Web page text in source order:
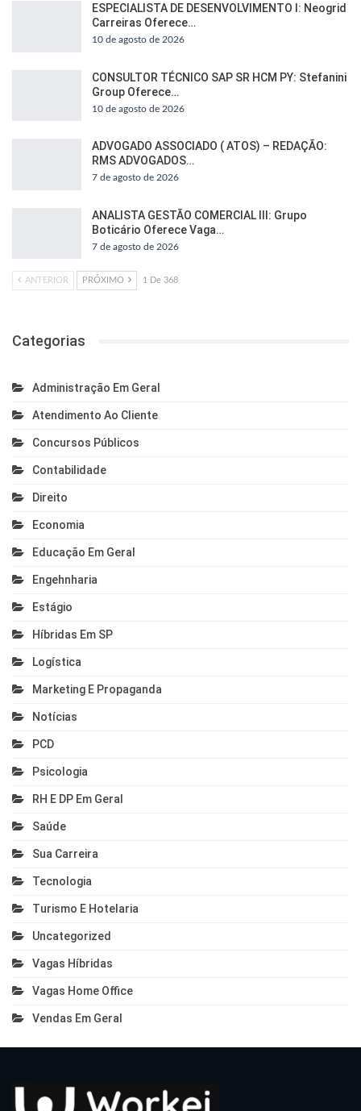
ESPECIALISTA DE DESENVOLVIMENTO I: Neogrid
Carreiras Oferece…
10 de agosto de 2026
CONSULTOR TÉCNICO SAP SR HCM PY: Stefanini
Group Oferece…
10 de agosto de 2026
ADVOGADO ASSOCIADO ( ATOS) – REDAÇÃO:
RMS ADVOGADOS…
7 de agosto de 2026
ANALISTA GESTÃO COMERCIAL III: Grupo
Boticário Oferece Vaga…
7 de agosto de 2026
ANTERIOR PRÓXIMO 1 De 368
Categorias
Administração Em Geral
Atendimento Ao Cliente
Concursos Públicos
Contabilidade
Direito
Economia
Educação Em Geral
Engehnharia
Estágio
Híbridas Em SP
Logística
Marketing E Propaganda
Notícias
PCD
Psicologia
RH E DP Em Geral
Saúde
Sua Carreira
Tecnologia
Turismo E Hotelaria
Uncategorized
Vagas Híbridas
Vagas Home Office
Vendas Em Geral